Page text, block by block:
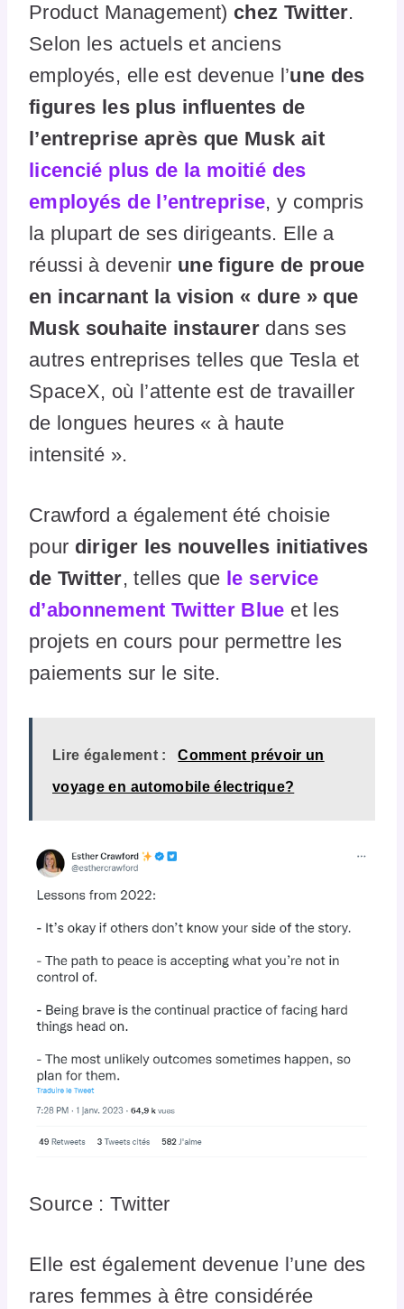
Product Management) chez Twitter.
Selon les actuels et anciens
employés, elle est devenue l’une des
figures les plus influentes de
l’entreprise après que Musk ait
licencié plus de la moitié des
employés de l’entreprise, y compris
la plupart de ses dirigeants. Elle a
réussi à devenir une figure de proue
en incarnant la vision « dure » que
Musk souhaite instaurer dans ses
autres entreprises telles que Tesla et
SpaceX, où l’attente est de travailler
de longues heures « à haute
intensité ».
Crawford a également été choisie
pour diriger les nouvelles initiatives
de Twitter, telles que le service
d’abonnement Twitter Blue et les
projets en cours pour permettre les
paiements sur le site.
Lire également : Comment prévoir un
voyage en automobile électrique?
Source : Twitter
Elle est également devenue l’une des
rares femmes à être considérée